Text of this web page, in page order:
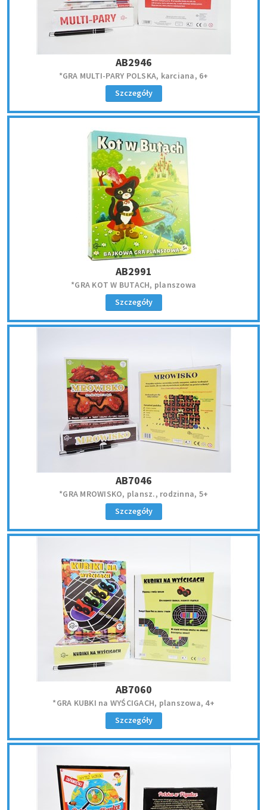
AB2946
*GRA MULTI-PARY POLSKA, karciana, 6+
Szczegóły
AB2991
*GRA KOT W BUTACH, planszowa
Szczegóły
AB7046
*GRA MROWISKO, plansz., rodzinna, 5+
Szczegóły
AB7060
*GRA KUBKI na WYŚCIGACH, planszowa, 4+
Szczegóły